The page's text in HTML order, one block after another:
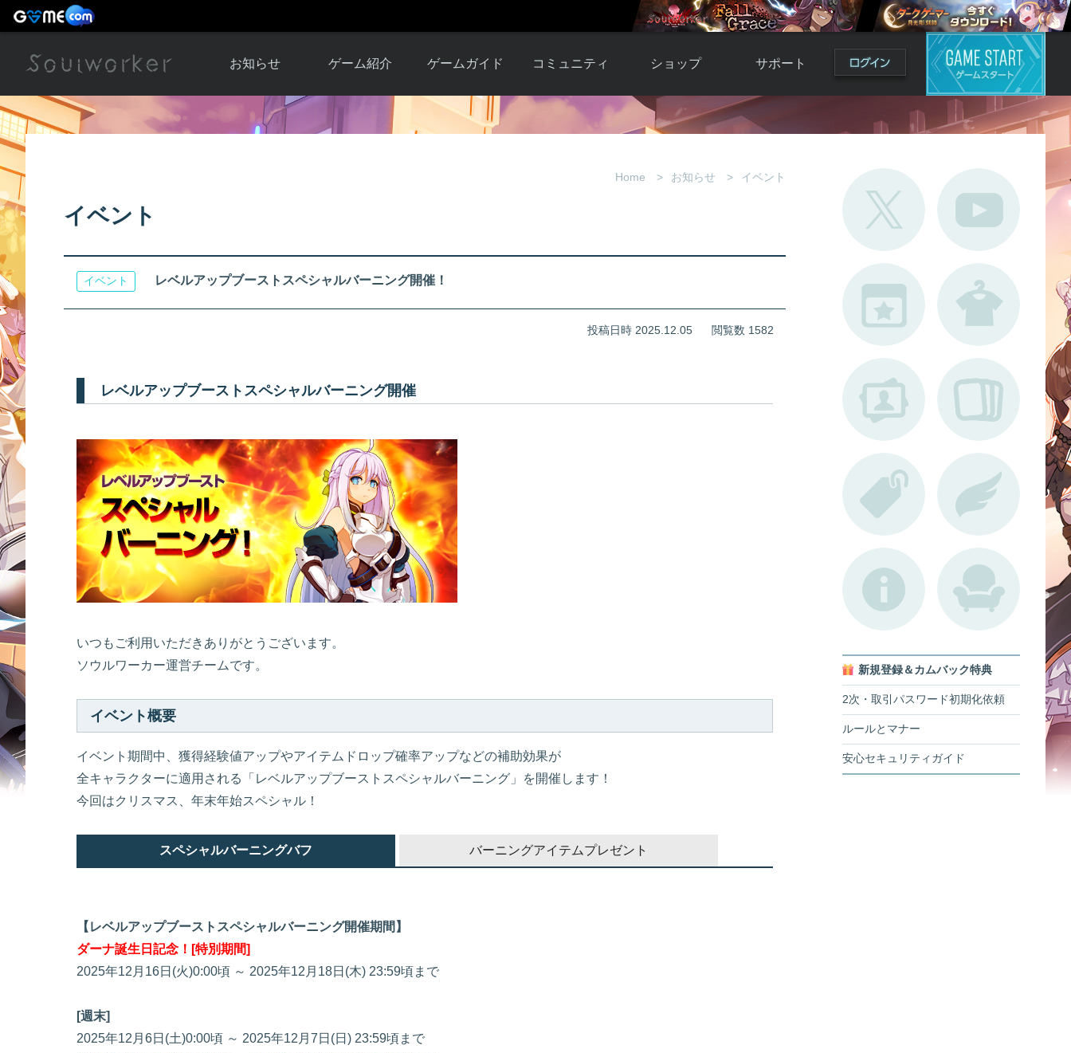
お知らせ
お知らせ一覧
ゲーム紹介
ソウルワーカー
アップデート履
歴
ゲームガイド
ガイド総合もく
コミュニティ
自由掲示板
ショップ
Y.Pの購入
アイテムカタロ
サポート
よくある質問
不具合対応状況
Home お知らせ イベント
イベント
イベント レベルアップブーストスペシャルバーニング開催！
投稿日時 2025.12.05 閲覧数 1582
レベルアップブーストスペシャルバーニング開催
いつもご利用いただきありがとうございます。
ソウルワーカー運営チームです。
イベント概要
イベント期間中、獲得経験値アップやアイテムドロップ確率アップなどの補助効果が
全キャラクターに適用される「レベルアップブーストスペシャルバーニング」を開催します！
今回はクリスマス、年末年始スペシャル！
スペシャルバーニングバフ バーニングアイテムプレゼント
【レベルアップブーストスペシャルバーニング開催期間】
ダーナ誕生日記念！[特別期間]
2025年12月16日(火)0:00頃 ～ 2025年12月18日(木) 23:59頃まで
[週末]
2025年12月6日(土)0:00頃 ～ 2025年12月7日(日) 23:59頃まで
新規登録＆カムバック特典
2次・取引パスワード初期化依頼
ルールとマナー
安心セキュリティガイド